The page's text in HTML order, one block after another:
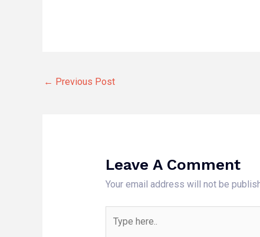
← Previous Post
Leave A Comment
Your email address will not be
here..